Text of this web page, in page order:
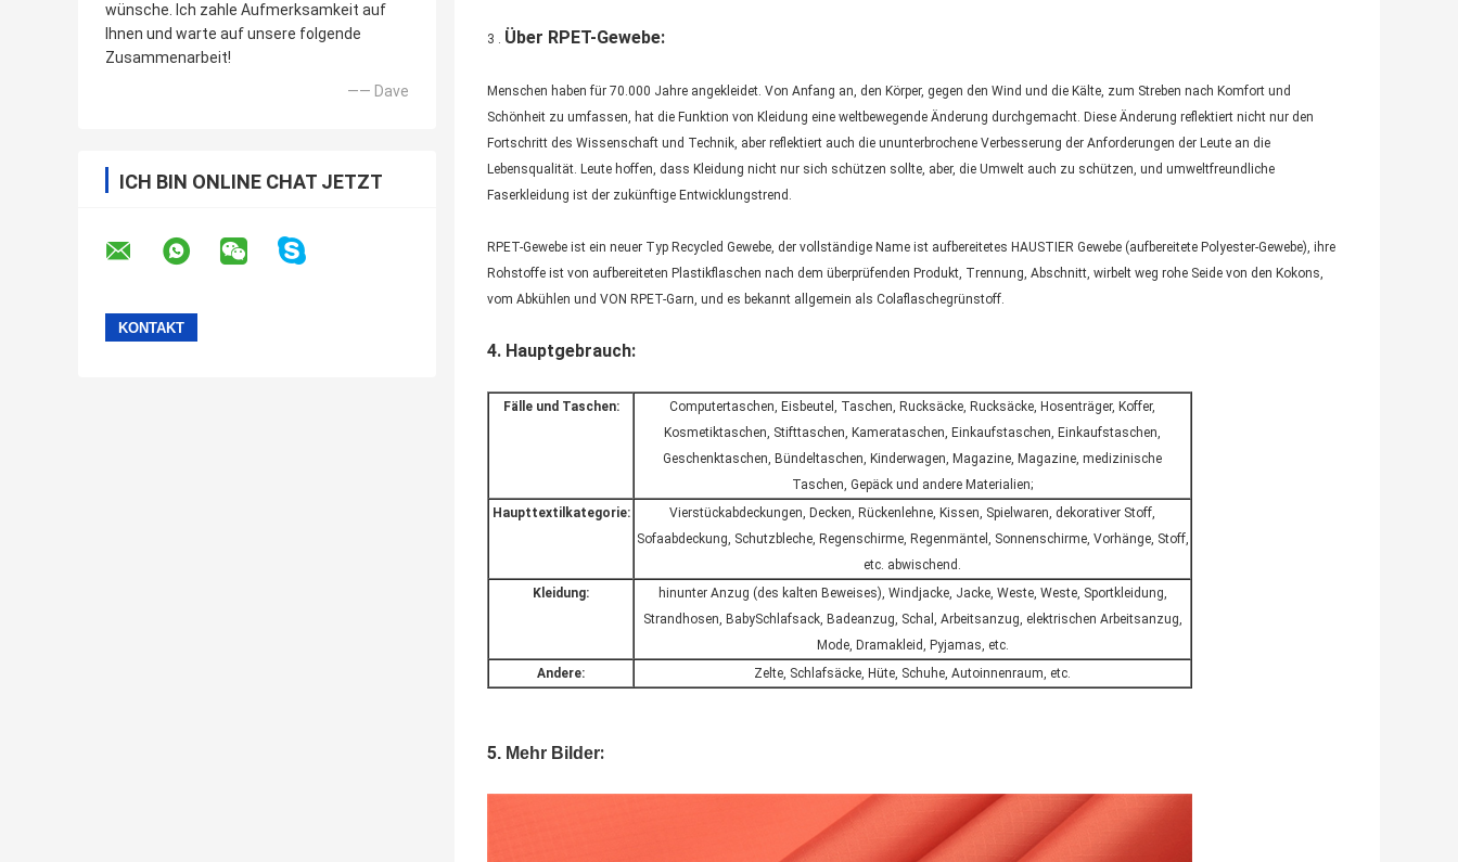
wünsche. Ich zahle Aufmerksamkeit auf
Ihnen und warte auf unsere folgende
Zusammenarbeit!
—— Dave
ICH BIN ONLINE CHAT JETZT
3 . Über RPET-Gewebe:
Menschen haben für 70.000 Jahre angekleidet. Von Anfang an, den Körper, gegen den Wind und die Kälte, zum Streben nach Komfort und
Schönheit zu umfassen, hat die Funktion von Kleidung eine weltbewegende Änderung durchgemacht. Diese Änderung reflektiert nicht nur den
Fortschritt des Wissenschaft und Technik, aber reflektiert auch die ununterbrochene Verbesserung der Anforderungen der Leute an die
Lebensqualität. Leute hoffen, dass Kleidung nicht nur sich schützen sollte, aber, die Umwelt auch zu schützen, und umweltfreundliche
Faserkleidung ist der zukünftige Entwicklungstrend.
RPET-Gewebe ist ein neuer Typ Recycled Gewebe, der vollständige Name ist aufbereitetes HAUSTIER Gewebe (aufbereitete Polyester-Gewebe), ihre
Rohstoffe ist von aufbereiteten Plastikflaschen nach dem überprüfenden Produkt, Trennung, Abschnitt, wirbelt weg rohe Seide von den Kokons,
vom Abkühlen und VON RPET-Garn, und es bekannt allgemein als Colaflaschegrünstoff.
4. Hauptgebrauch:
Fälle und Taschen:
Computertaschen, Eisbeutel, Taschen, Rucksäcke, Rucksäcke, Hosenträger, Koffer,
Kosmetiktaschen, Stifttaschen, Kamerataschen, Einkaufstaschen, Einkaufstaschen,
Geschenktaschen, Bündeltaschen, Kinderwagen, Magazine, Magazine, medizinische
Taschen, Gepäck und andere Materialien;
Haupttextilkategorie:
Vierstückabdeckungen, Decken, Rückenlehne, Kissen, Spielwaren, dekorativer Stoff,
Sofaabdeckung, Schutzbleche, Regenschirme, Regenmäntel, Sonnenschirme, Vorhänge, Stoff,
etc. abwischend.
Kleidung:
hinunter Anzug (des kalten Beweises), Windjacke, Jacke, Weste, Weste, Sportkleidung,
Strandhosen, BabySchlafsack, Badeanzug, Schal, Arbeitsanzug, elektrischen Arbeitsanzug,
Mode, Dramakleid, Pyjamas, etc.
Andere:
Zelte, Schlafsäcke, Hüte, Schuhe, Autoinnenraum, etc.
5. Mehr Bilder: